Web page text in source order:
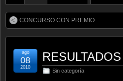
CONCURSO CON PREMIO
Sin categoría
ago
08
2010